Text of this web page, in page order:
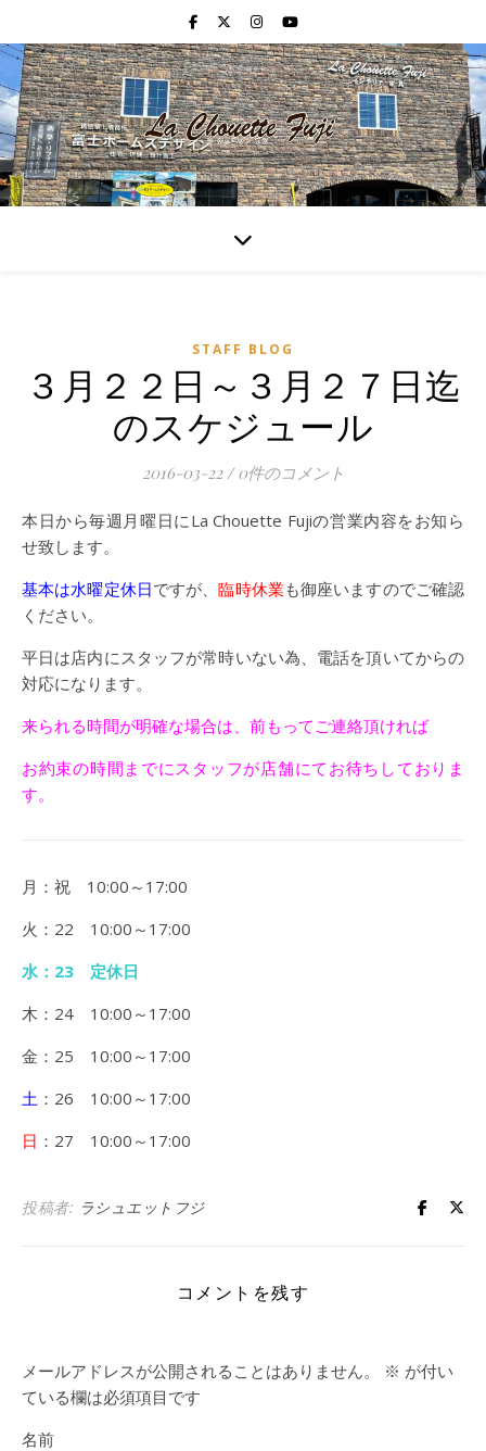
STAFF BLOG
３月２２日～３月２７日迄
のスケジュール
2016-03-22 / 0件のコメント
本日から毎週月曜日にLa Chouette Fujiの営業内容をお知ら
せ致します。
基本は水曜定休日ですが、臨時休業 も御座いますのでご確認
ください。
平日は店内にスタッフが常時いない為、電話を頂いてからの
対応になります。
来られる時間が明確な場合は、前もってご連絡頂ければ
お約束の時間までにスタッフが店舗にてお待ちしておりま
す。
月：祝 10:00～17:00
火：22 10:00～17:00
水：23 定休日
木：24 10:00～17:00
金：25 10:00～17:00
土 ：26 10:00～17:00
日 ：27 10:00～17:00
投稿者: ラシュエットフジ
コメントを残す
メールアドレスが公開されることはありません。 ※ が付い
ている欄は必須項目です
名前